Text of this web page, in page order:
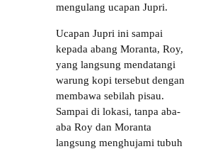
mengulang ucapan Jupri.
Ucapan Jupri ini sampai
kepada abang Moranta, Roy,
yang langsung mendatangi
warung kopi tersebut dengan
membawa sebilah pisau.
Sampai di lokasi, tanpa aba-
aba Roy dan Moranta
langsung menghujami tubuh